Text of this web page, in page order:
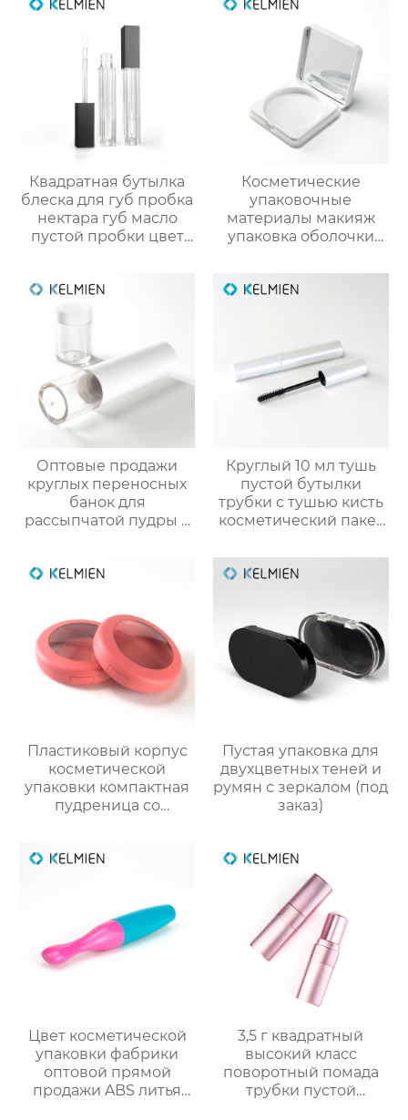
Квадратная бутылка
блеска для губ пробка
нектара губ масло
пустой пробки цвет
пользовательские
обработки
Косметические
упаковочные
материалы макияж
упаковка оболочки
сформулированы
фундамент оболочки
квадратных
пластиковых оболочек
Оптовые продажи
круглых переносных
банок для
рассыпчатой пудры 5
Круглый 10 мл тушь
пустой бутылки
трубки с тушью кисть
косметический пакет
Пластиковый корпус
косметической
упаковки компактная
пудреница со
дизайна
Пустая упаковка для
двухцветных теней и
румян с зеркалом (под
заказ)
Цвет косметической
упаковки фабрики
оптовой прямой
продажи ABS литья
3,5 г квадратный
высокий класс
поворотный помада
трубки пустой